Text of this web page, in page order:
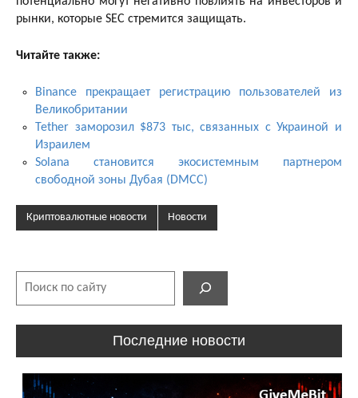
рынки, которые SEC стремится защищать.
Читайте также:
Binance прекращает регистрацию пользователей из
Великобритании
Tether заморозил $873 тыс, связанных с Украиной и
Израилем
Solana становится экосистемным партнером
свободной зоны Дубая (DMCC)
Криптовалютные новости Новости
Последние новости